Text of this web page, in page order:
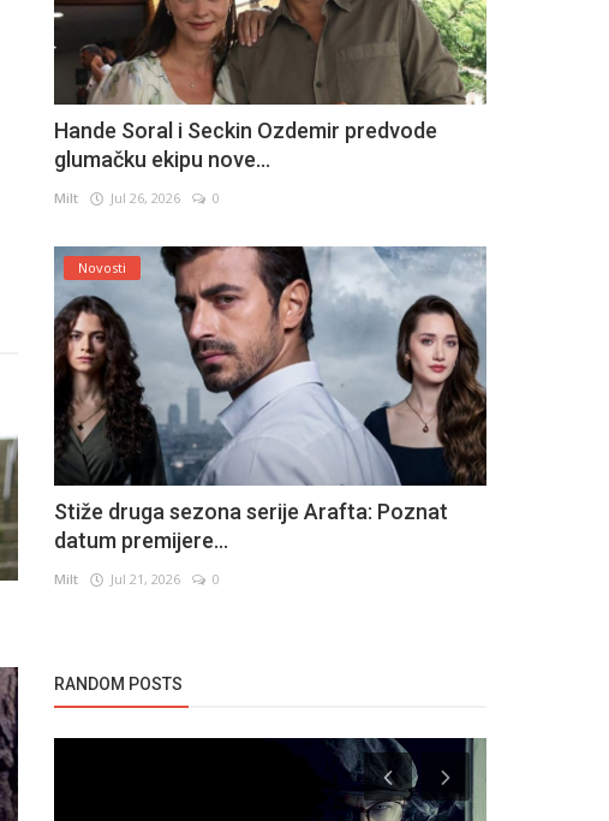
Hande Soral i Seckin Ozdemir predvode
glumačku ekipu nove...
Milt Jul 26, 2026 0
Novosti
Stiže druga sezona serije Arafta: Poznat
datum premijere...
Milt Jul 21, 2026 0
RANDOM POSTS